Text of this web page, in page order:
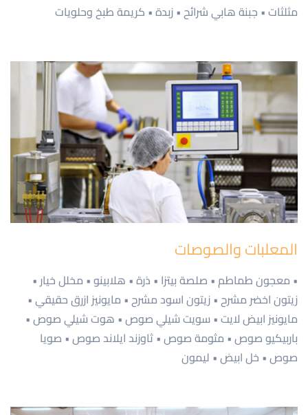
مثلثات • جبنة هابي شرائح • زبدة • كريمة طبخ وحلويات
المعلبات والصوصات
• معجون طماطم • صلصة بيتزا • ذرة • هلابينو • مخلل خيار •
زيتون اخضر مشرح • زيتون اسود مشرح • مايونيز ازرق حقيقي •
مايونيز ابيض لايت • سويت شيلي صوص • هوت شيلي صوص •
باربيكيو صوص • مثومة صوص • ثاوزند ايلاند صوص • صويا
صوص • خل ابيض • ليمون